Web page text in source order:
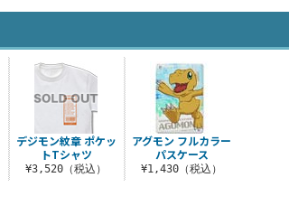
デジモン紋章 ポケッ
トTシャツ
¥3,520（税込）
アグモン フルカラー
パスケース
¥1,430（税込）